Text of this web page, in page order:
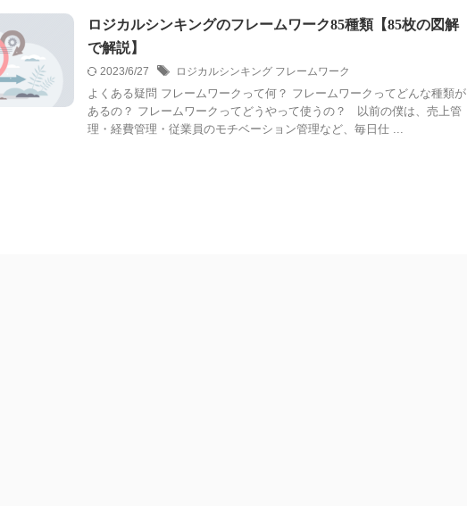
ロジカルシンキングのフレームワーク85種類【85枚の図解
で解説】
2023/6/27 ロジカルシンキング フレームワーク
よくある疑問 フレームワークって何？ フレームワークってどんな種類が
あるの？ フレームワークってどうやって使うの？ 以前の僕は、売上管
理・経費管理・従業員のモチベーション管理など、毎日仕 ...